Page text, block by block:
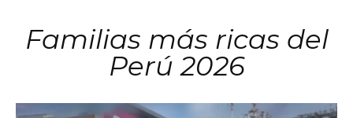
Familias más ricas del
Perú 2026